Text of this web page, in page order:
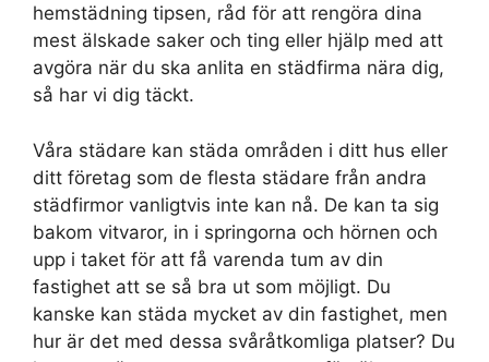
hemstädning tipsen, råd för att rengöra dina
mest älskade saker och ting eller hjälp med att
avgöra när du ska anlita en städfirma nära dig,
så har vi dig täckt.
Våra städare kan städa områden i ditt hus eller
ditt företag som de flesta städare från andra
städfirmor vanligtvis inte kan nå. De kan ta sig
bakom vitvaror, in i springorna och hörnen och
upp i taket för att få varenda tum av din
fastighet att se så bra ut som möjligt. Du
kanske kan städa mycket av din fastighet, men
hur är det med dessa svåråtkomliga platser? Du